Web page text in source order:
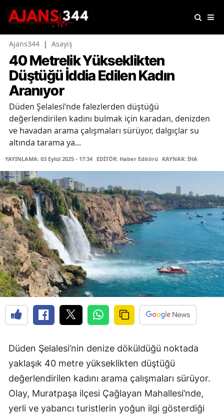
Ajans344 | Asayiş
40 Metrelik Yükseklikten
Düştüğü İddia Edilen Kadın
Aranıyor
Düden Şelalesi’nde falezlerden düştüğü
değerlendirilen kadını bulmak için karadan, denizden
ve havadan arama çalışmaları sürüyor, dalgıçlar su
altında tarama ya...
YAYINLAMA: 03 Eylül 2025 - 17:34 EDİTÖR: Haber Editörü KAYNAK: İHA
Düden Şelalesi’nin denize döküldüğü noktada
yaklaşık 40 metre yükseklikten düştüğü
değerlendirilen kadını arama çalışmaları sürüyor.
Olay, Muratpaşa ilçesi Çağlayan Mahallesi’nde,
yerli ve yabancı turistlerin yoğun ilgi gösterdiği